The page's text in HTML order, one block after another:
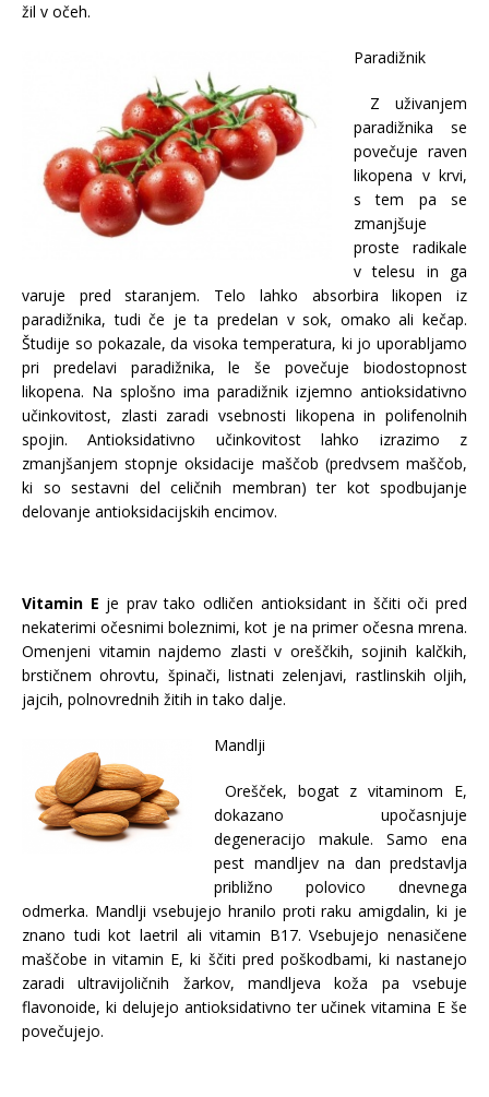
žil v očeh.
Paradižnik
Z uživanjem
paradižnika se
povečuje raven
likopena v krvi,
s tem pa se
zmanjšuje
proste radikale
v telesu in ga
varuje pred staranjem. Telo lahko absorbira likopen iz
paradižnika, tudi če je ta predelan v sok, omako ali kečap.
Študije so pokazale, da visoka temperatura, ki jo uporabljamo
pri predelavi paradižnika, le še povečuje biodostopnost
likopena. Na splošno ima paradižnik izjemno antioksidativno
učinkovitost, zlasti zaradi vsebnosti likopena in polifenolnih
spojin. Antioksidativno učinkovitost lahko izrazimo z
zmanjšanjem stopnje oksidacije maščob (predvsem maščob,
ki so sestavni del celičnih membran) ter kot spodbujanje
delovanje antioksidacijskih encimov.
Vitamin E je prav tako odličen antioksidant in ščiti oči pred
nekaterimi očesnimi boleznimi, kot je na primer očesna mrena.
Omenjeni vitamin najdemo zlasti v oreščkih, sojinih kalčkih,
brstičnem ohrovtu, špinači, listnati zelenjavi, rastlinskih oljih,
jajcih, polnovrednih žitih in tako dalje.
Mandlji
Orešček, bogat z vitaminom E,
dokazano upočasnjuje
degeneracijo makule. Samo ena
pest mandljev na dan predstavlja
približno polovico dnevnega
odmerka. Mandlji vsebujejo hranilo proti raku amigdalin, ki je
znano tudi kot laetril ali vitamin B17. Vsebujejo nenasičene
maščobe in vitamin E, ki ščiti pred poškodbami, ki nastanejo
zaradi ultravijoličnih žarkov, mandljeva koža pa vsebuje
flavonoide, ki delujejo antioksidativno ter učinek vitamina E še
povečujejo.